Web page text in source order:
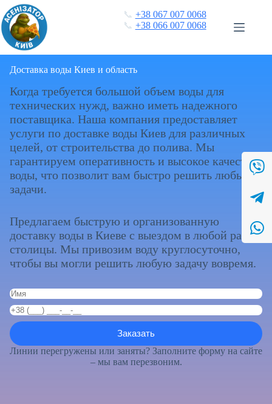
Перейти
к
сути
📞 +38 067 007 0068
📞 +38 066 007 0068
Доставка воды Киев и область
Когда требуется большой объем воды для
технических нужд, важно иметь надежного
поставщика. Наша компания предоставляет
услуги по доставке воды Киев для различных
целей, от строительства до полива. Мы
гарантируем оперативность и высокое качество
воды, что позволит вам быстро решить любые
задачи.
Предлагаем быструю и организованную
доставку воды в Киеве с выездом в любой район
столицы. Мы привозим воду круглосуточно,
чтобы вы могли решить любую задачу вовремя.
Линии перегружены или заняты? Заполните форму на сайте
– мы вам перезвоним.